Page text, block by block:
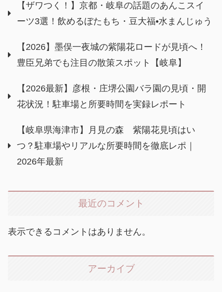
【ザワつく！】京都・岐阜の話題のあんこスイ
ーツ3選！飲めるぼたもち・豆大福•水まんじゅう
【2026】墨俣一夜城の紫陽花ロードが見頃へ！
豊臣兄弟でも注目の散策スポット【岐阜】
【2026最新】彦根・庄堺公園バラ園の見頃・開
花状況！駐車場と所要時間を実録レポート
【岐阜県海津市】月見の森 紫陽花見頃はい
つ？駐車場やリアルな所要時間を徹底レポ｜
2026年最新
最近のコメント
表示できるコメントはありません。
アーカイブ